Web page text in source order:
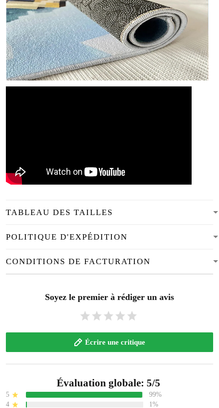
TABLEAU DES TAILLES
POLITIQUE D'EXPÉDITION
CONDITIONS DE FACTURATION
Soyez le premier à rédiger un avis
Écrire une critique
Évaluation globale: 5/5
5
99%
4
1%